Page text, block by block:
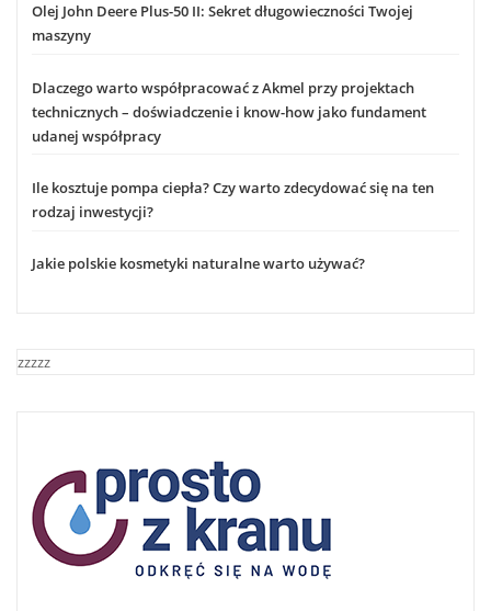
Olej John Deere Plus-50 II: Sekret długowieczności Twojej
maszyny
Dlaczego warto współpracować z Akmel przy projektach
technicznych – doświadczenie i know-how jako fundament
udanej współpracy
Ile kosztuje pompa ciepła? Czy warto zdecydować się na ten
rodzaj inwestycji?
Jakie polskie kosmetyki naturalne warto używać?
zzzzz